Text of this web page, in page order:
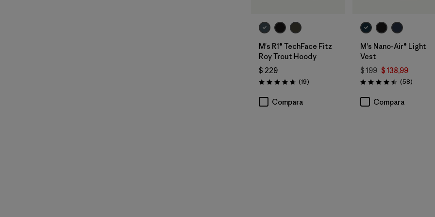
M's R1® TechFace Fitz
Roy Trout Hoody
$ 229
Valoración: 4.7 / 5
(19Comentarios
)
Compara
M's Nano-Air® Light
Vest
$ 199 $ 138,99
Valoración: 4.4 / 5
(58)
Compara